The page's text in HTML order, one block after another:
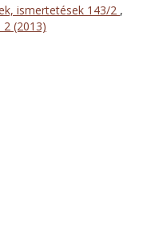
ismertetések 143/2 ,
(2013)